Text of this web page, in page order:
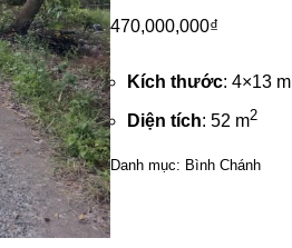
470,000,000₫
Kích thước: 4×13 m
Diện tích: 52 m2
Danh mục: Bình Chánh